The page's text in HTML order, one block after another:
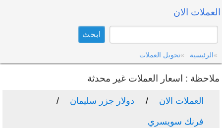
العملات الان
الرئيسية تحويل العملات
ملاحظة : اسعار العملات غير محدثة
العملات الان دولار جزر سليمان
فرنك سويسري